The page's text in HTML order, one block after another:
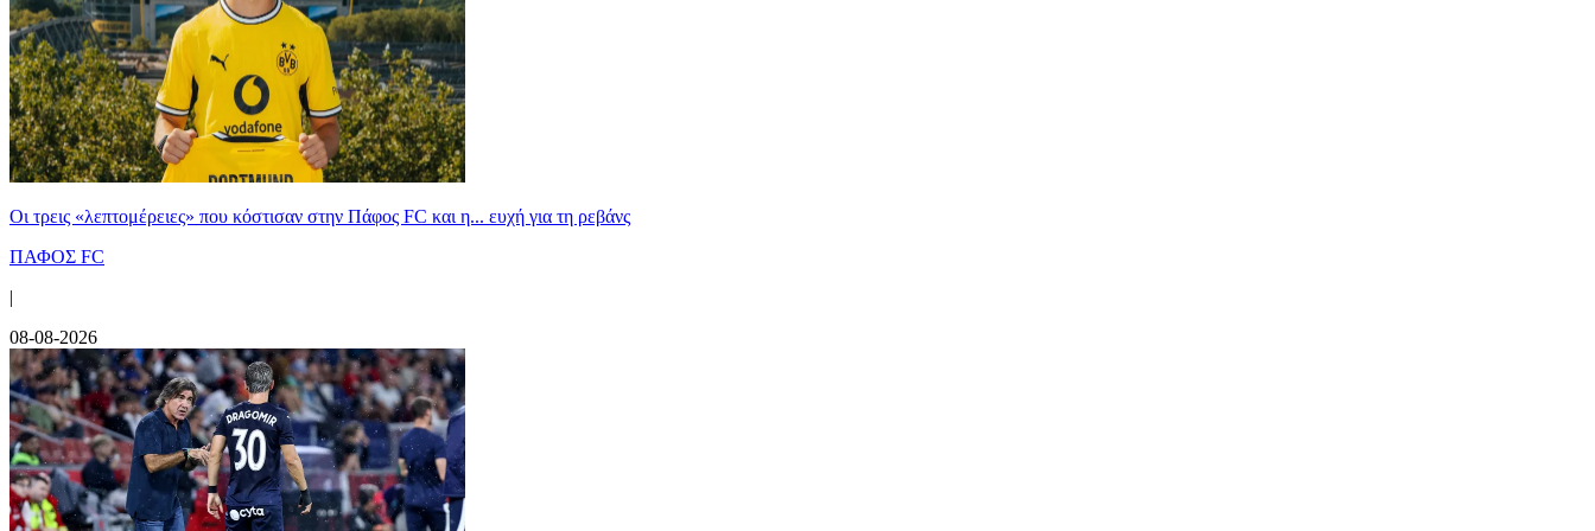
Οι τρεις «λεπτομέρειες» που κόστισαν στην Πάφος FC και η... ευχή για τη ρεβάνς
ΠΑΦΟΣ FC
|
08-08-2026